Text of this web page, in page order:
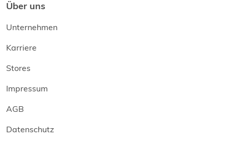
Über uns
Unternehmen
Karriere
Stores
Impressum
AGB
Datenschutz